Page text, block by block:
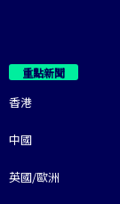
重點新聞
香港
中國
英國/歐洲